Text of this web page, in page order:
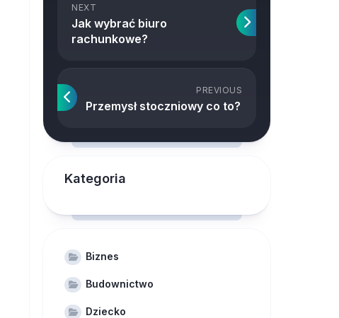
NEXT
Jak wybrać biuro
rachunkowe?
PREVIOUS
Przemysł stoczniowy co to?
Kategoria
Biznes
Budownictwo
Dziecko